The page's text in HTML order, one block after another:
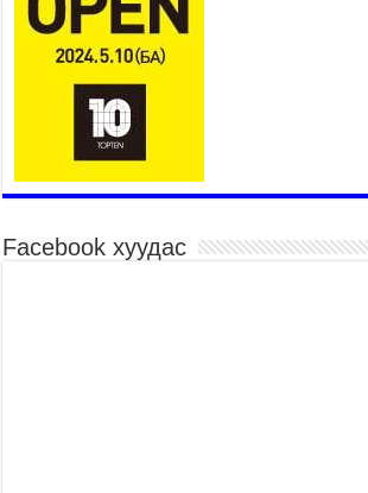
2026 оны 7 сар 15 / 10 цаг 58 минут
Үндэсний их баяр наадмын шагайн харваа
насанд хүрэгчдийн багийн харваагаар
үргэлжилж байна
2026 оны 7 сар 15 / 10 цаг 52 минут
Үндэсний их баяр наадмын хүчит бөхийн
барилдаан эхэллээ
2026 оны 7 сар 15 / 10 цаг 46 минут
Үндэсний хувцасны өдрийг тохиолдуулан
“Дээлтэй монгол наадам” боллоо
Facebook хуудас